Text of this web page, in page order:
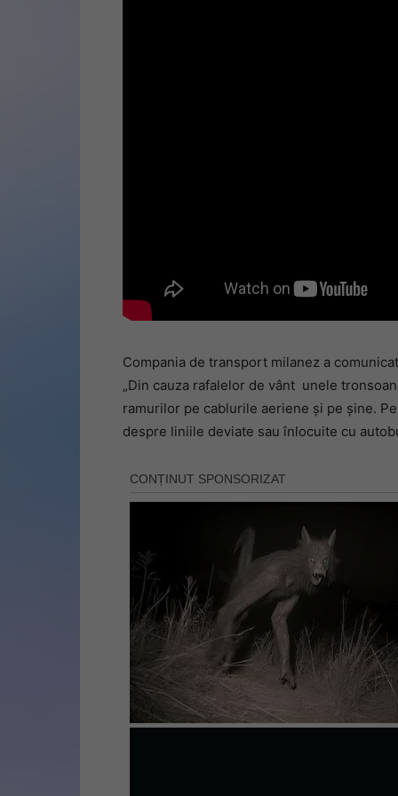
Compania de transport milanez a
„Din cauza rafalelor de vânt unele
ramurilor pe cablurile aeriene și pe șine.
despre liniile deviate sau înlocuite cu